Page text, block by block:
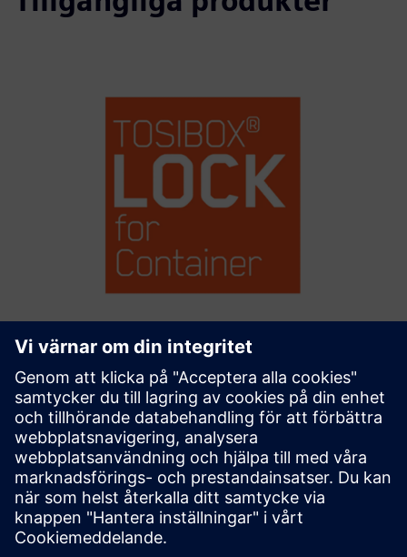
Remote Maintenance with Tosibox
and Siemens Industrial Edge
Omedelbar, säker och fjärråtkomst för maskintjänster på
verkstadsgolvet med Tosibox Lock för Container som körs
på Siemens Industrial Edge
Läs mer